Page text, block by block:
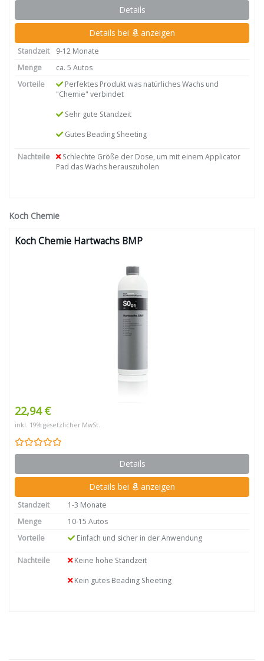
Details
Details bei anzeigen
Standzeit
9-12 Monate
Menge
ca. 5 Autos
Vorteile
Perfektes Produkt was natürliches Wachs und
"Chemie" verbindet
Sehr gute Standzeit
Gutes Beading Sheeting
Nachteile
Schlechte Größe der Dose, um mit einem Applicator
Pad das Wachs herauszuholen
Koch Chemie
Koch Chemie Hartwachs BMP
22,94 €
inkl. 19% gesetzlicher MwSt.
Details
Details bei anzeigen
Standzeit
1-3 Monate
Menge
10-15 Autos
Vorteile
Einfach und sicher in der Anwendung
Nachteile
Keine hohe Standzeit
Kein gutes Beading Sheeting